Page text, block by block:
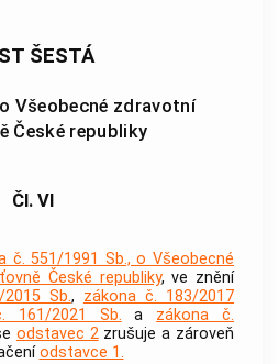
ŠESTÁ
Všeobecné zdravotní
České republiky
Čl. VI
č. 551/1991 Sb., o Všeobecné
České republiky, ve znění
Sb., zákona č. 183/2017
161/2021 Sb. a zákona č.
odstavec 2zrušuje a zároveň
odstavce 1.